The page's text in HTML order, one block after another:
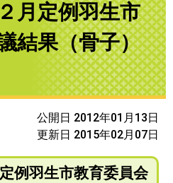
月定例羽生市
結果（骨子）
公開日 2012年01月13日
更新日 2015年02月07日
例羽生市教育委員会